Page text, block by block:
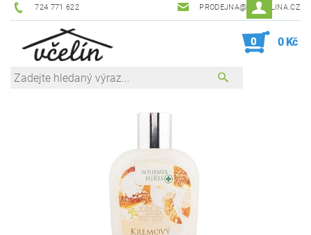
724 771 622 PRODEJNA@ZEVCELINA.CZ
0 0 Kč